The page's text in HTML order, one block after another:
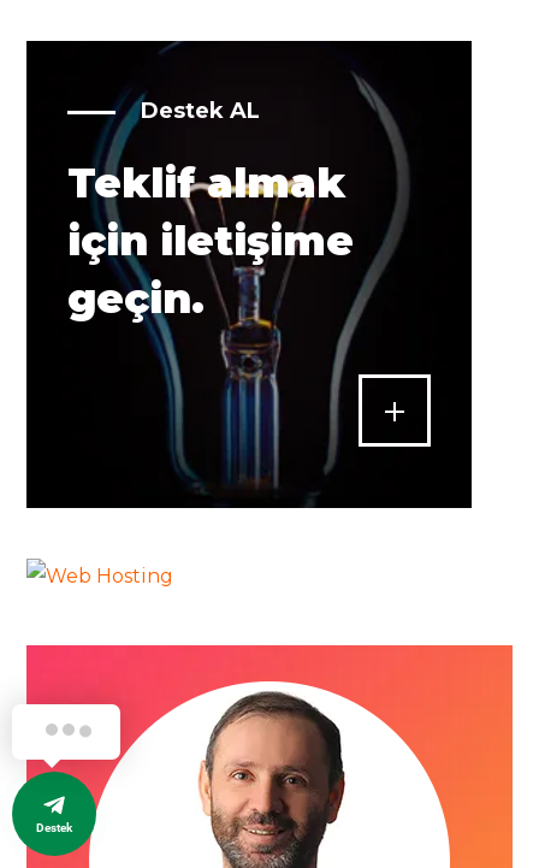
Destek AL
Teklif almak
için iletişime
geçin.
Destek